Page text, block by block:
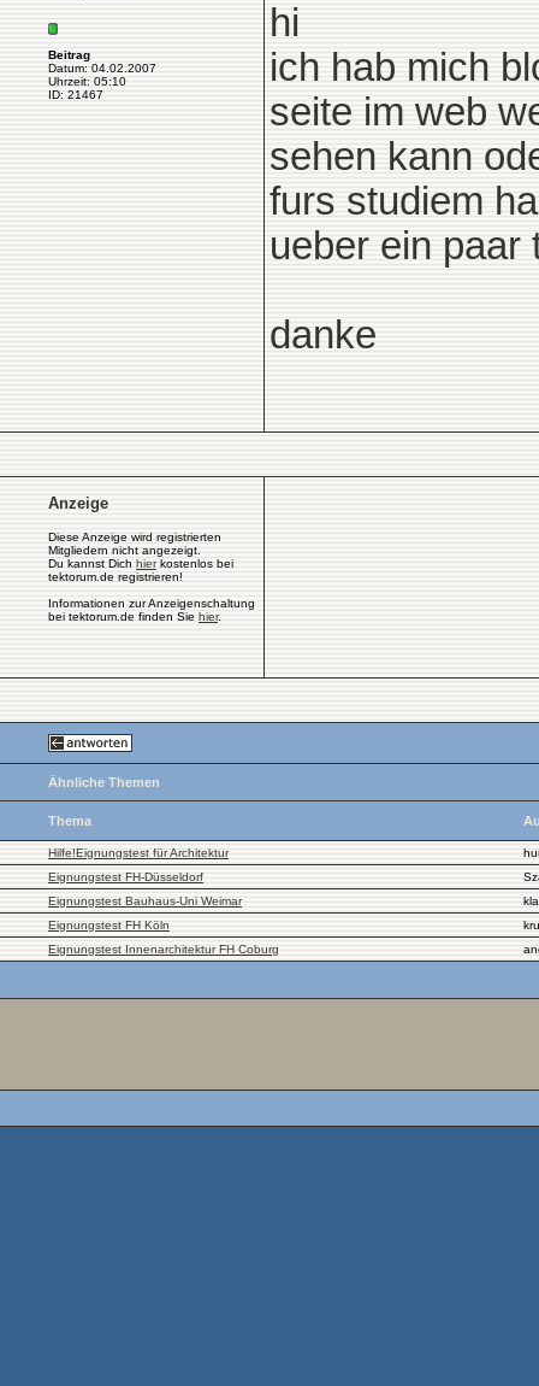
Beitrag
Datum: 04.02.2007
Uhrzeit: 05:10
ID: 21467
hi
ich hab mich
seite im web
sehen kann
furs studiem
ueber ein paar
danke
Anzeige
Diese Anzeige wird registrierten
Mitgliedern nicht angezeigt.
Du kannst Dich hierkostenlos bei
tektorum.de registrieren!
Informationen zur Anzeigenschaltung
bei tektorum.de finden Sie hier.
Ähnliche Themen
Thema
Hilfe!Eignungstest für Architektur
Eignungstest FH-Düsseldorf
Eignungstest Bauhaus-Uni Weimar
Eignungstest FH Köln
Eignungstest Innenarchitektur FH Coburg